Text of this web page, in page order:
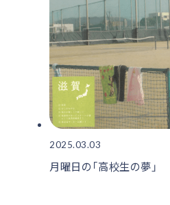
2025.03.03
月曜日の「高校生の夢」